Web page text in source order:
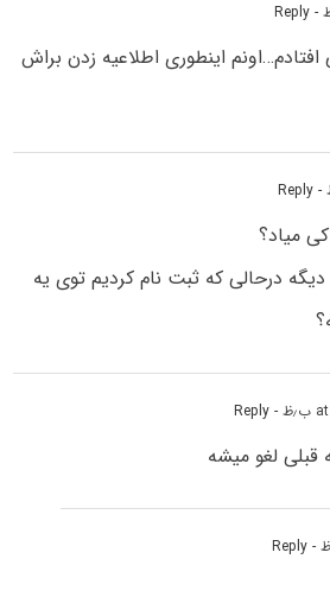
- Reply
افتادم…اونم اینطورى اطلاعیه زدن براش
- Reply
میاد؟
درحالی که ثبت نام کردیم توی یه
- Reply
قبلى لغو میشه
- Reply